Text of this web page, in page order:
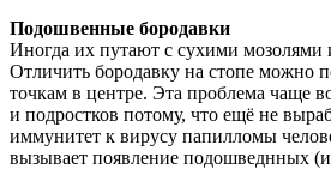
Подошвенные бородавки
Иногда их путают с сухими
Отличить бородавку на стопе можно
точкам в центре. Эта проблема чаще
и подростков потому, что ещё не
иммунитет к вирусу папилломы
вызывает появление подошведнных (и